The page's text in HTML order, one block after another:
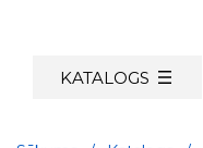
KATALOGS